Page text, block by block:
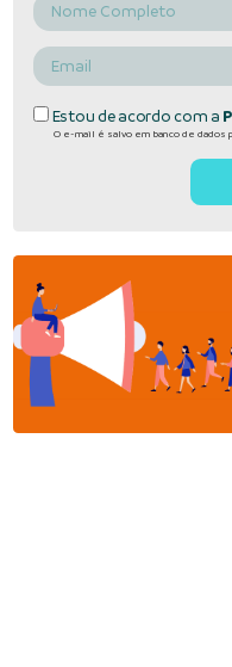
Estou de acordo com a
O e-mail é salvo em banco de dados